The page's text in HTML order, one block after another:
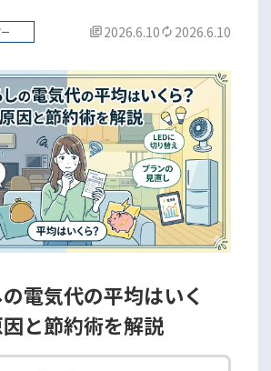
2026.6.10 2026.6.10
電気代の平均はいく
と節約術を解説